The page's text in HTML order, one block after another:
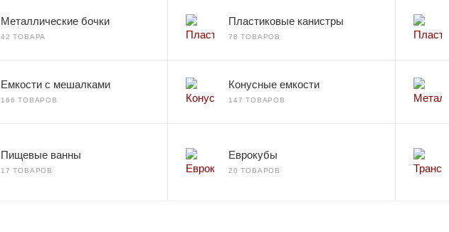
Металлические бочки
42 ТОВАРА
Пластиковые канистры
78 ТОВАРОВ
Емкости с мешалками
166 ТОВАРОВ
Конусные емкости
147 ТОВАРОВ
Пищевые ванны
17 ТОВАРОВ
Еврокубы
20 ТОВАРОВ